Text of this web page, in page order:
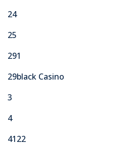
24
25
291
29black Casino
3
4
4122